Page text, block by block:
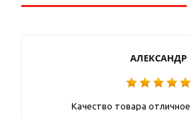
АЛЕКСАНДР
Качество товара